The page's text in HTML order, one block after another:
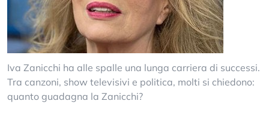
Iva Zanicchi ha alle spalle una lunga carriera di successi.
Tra canzoni, show televisivi e politica, molti si chiedono:
quanto guadagna la Zanicchi?